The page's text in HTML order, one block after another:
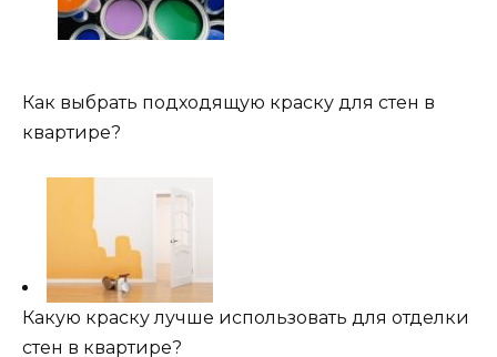
Как выбрать подходящую краску для стен в
квартире?
Какую краску лучше использовать для отделки
стен в квартире?